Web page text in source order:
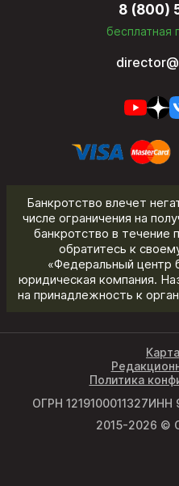
8 (800)
бесплатная
Банкротство влечет
числе ограничения на
банкротство в течение
обратитесь к
«Федеральный центр
юридическая компания.
на принадлежность к
ОГРН 1219100011327ИНН
2015-2026 ©
Политика